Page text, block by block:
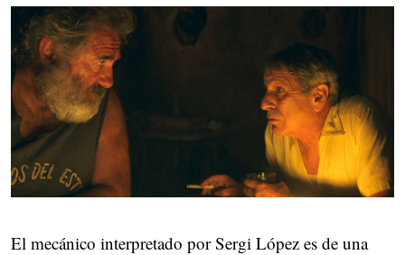
El mecánico interpretado por Sergi López es de una